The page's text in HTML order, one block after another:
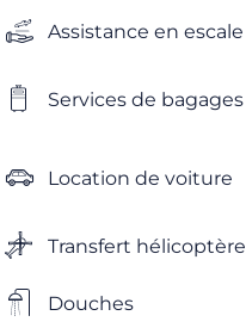
Assistance en escale
Services de bagages
Location de voiture
Transfert hélicoptère
Douches